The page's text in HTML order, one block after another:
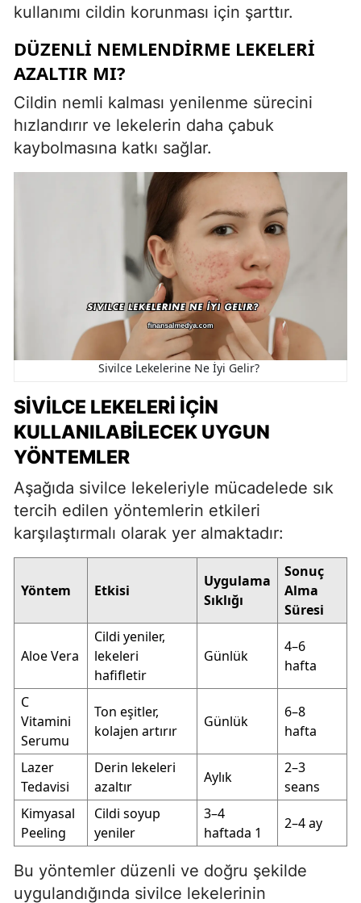
kullanımı cildin korunması için şarttır.
DÜZENLI NEMLENDIRME LEKELERI
AZALTIR MI?
Cildin nemli kalması yenilenme sürecini
hızlandırır ve lekelerin daha çabuk
kaybolmasına katkı sağlar.
Sivilce Lekelerine Ne İyi Gelir?
SIVILCE LEKELERI İÇIN
KULLANILABILECEK UYGUN
YÖNTEMLER
Aşağıda sivilce lekeleriyle mücadelede sık
tercih edilen yöntemlerin etkileri
karşılaştırmalı olarak yer almaktadır:
Yöntem Etkisi
Uygulama
Sıklığı
Sonuç
Alma
Süresi
Aloe Vera
Cildi yeniler,
lekeleri
hafifletir
Günlük
4–6
hafta
C
Vitamini
Serumu
Ton eşitler,
kolajen artırır
Günlük
6–8
hafta
Lazer
Tedavisi
Derin lekeleri
azaltır
Aylık
2–3
seans
Kimyasal
Peeling
Cildi soyup
yeniler
3–4
haftada 1
2–4 ay
Bu yöntemler düzenli ve doğru şekilde
uygulandığında sivilce lekelerinin